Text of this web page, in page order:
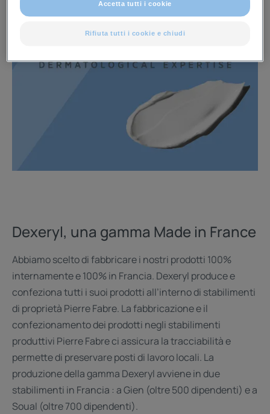
Dexeryl, una gamma Made in France
Abbiamo scelto di fabbricare i nostri prodotti 100%
internamente e 100% in Francia. Dexeryl produce e
confeziona tutti i suoi prodotti all’interno di stabilimenti
di proprietà Pierre Fabre. La fabbricazione e il
confezionamento dei prodotti negli stabilimenti
produttivi Pierre Fabre ci assicura la tracciabilità e
permette di preservare posti di lavoro locali. La
produzione della gamma Dexeryl avviene in due
stabilimenti in Francia : a Gien (oltre 500 dipendenti) e a
Soual (oltre 700 dipendenti).
Rifiuta tutti i cookie e chiudi
Accetta tutti i cookie